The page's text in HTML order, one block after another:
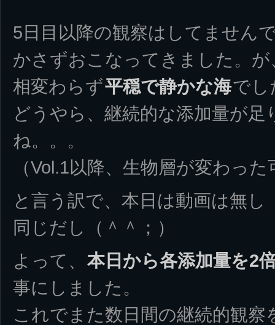
5日目以降の観察はしてません
かさずおこなってきました。
相変わらず平穏で静かな海でし
どうやら、継続的な添加量が
ね。。。
（Vol.1以降、生物層が変わっ
と言う訳で、本日は動画は無
同じだし（＾＾；）
よって、 本日から各添加量を2
事にしました。
これでまた数日間の継続的観